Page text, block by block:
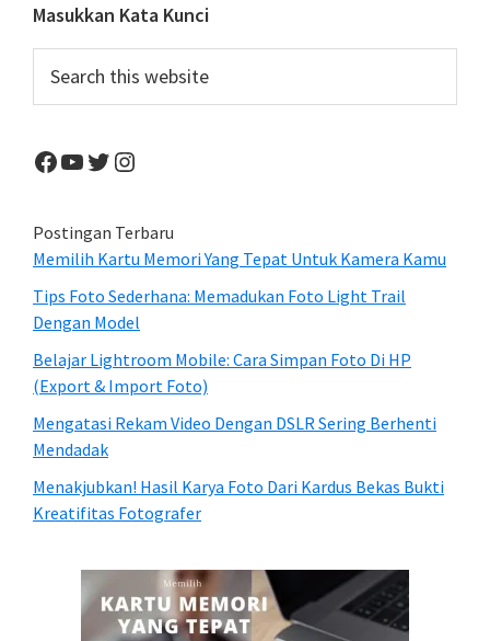
Primary
Sidebar
Masukkan Kata Kunci
this
Facebook
YouTube
Twitter
Instagram
Postingan Terbaru
Memilih Kartu Memori Yang Tepat Untuk Kamera Kamu
Tips Foto Sederhana: Memadukan Foto Light Trail
Dengan Model
Belajar Lightroom Mobile: Cara Simpan Foto Di HP
(Export & Import Foto)
Mengatasi Rekam Video Dengan DSLR Sering Berhenti
Mendadak
Menakjubkan! Hasil Karya Foto Dari Kardus Bekas Bukti
Kreatifitas Fotografer